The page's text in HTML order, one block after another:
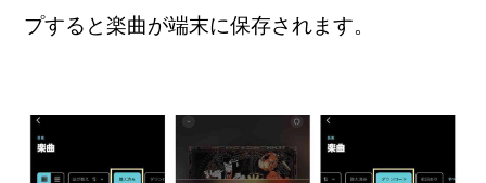
プすると楽曲が端末に保存されます。